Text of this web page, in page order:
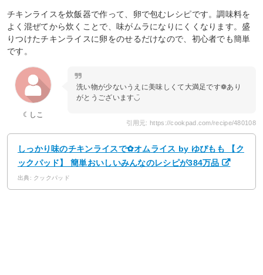
チキンライスを炊飯器で作って、卵で包むレシピです。調味料を
よく混ぜてから炊くことで、味がムラになりにくくなります。盛
りつけたチキンライスに卵をのせるだけなので、初心者でも簡単
です。
☾しこ
洗い物が少ないうえに美味しくて大満足です❁あり
がとうございます◡̈
引用元: https://cookpad.com/recipe/480108
しっかり味のチキンライスで✿オムライス by ゆぴもも 【ク
ックパッド】 簡単おいしいみんなのレシピが384万品
出典: クックパッド